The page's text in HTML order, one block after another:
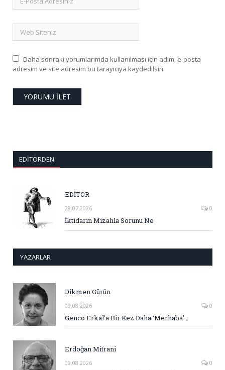
Daha sonraki yorumlarımda kullanılması için adım, e-posta
adresim ve site adresim bu tarayıcıya kaydedilsin.
EDITÖRDEN
EDİTÖR
28.07.2026 0
İktidarın Mizahla Sorunu Ne
YAZARLAR
Dikmen Gürün
09.08.2026 0
Genco Erkal’a Bir Kez Daha ‘Merhaba’…
Erdoğan Mitrani
09.08.2026 0